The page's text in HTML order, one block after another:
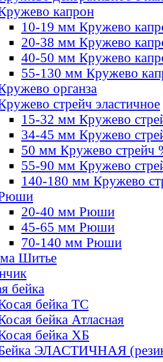
капрон
10-19 мм Кружево
20-38 мм Кружево
40-50 мм Кружево
55-130 мм Кружево
органза
стрейч эластичное
15-32 мм Кружево
34-45 мм Кружево
50 мм Кружево стрейч
55-90 мм Кружево
140-180 мм Кружево
20-40 мм Рюши
45-65 мм Рюши
70-140 мм Рюши
Шитье
бейка
бейка ТС
бейка Атласная
бейка ХБ
ЭЛАСТИЧНАЯ